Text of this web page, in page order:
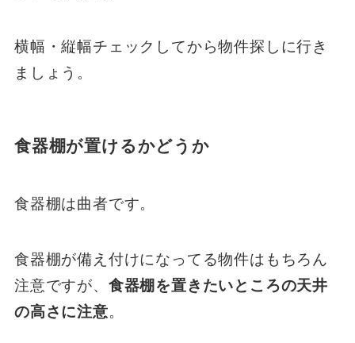
横幅・縦幅チェックしてから物件探しに行き
ましょう。
食器棚が置けるかどうか
食器棚は曲者です。
食器棚が備え付けになってる物件はもちろん
注意ですが、 食器棚を置きたいところの天井
の高さに注意。